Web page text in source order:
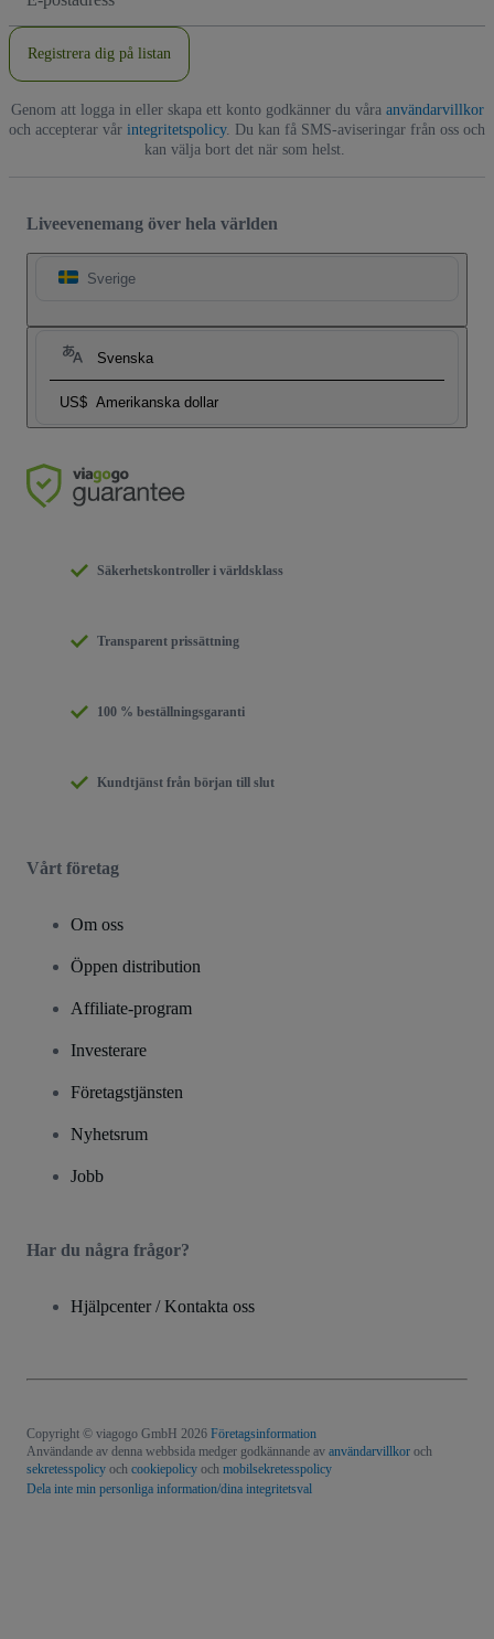
postadress
Registrera dig på listan
Genom att logga in eller skapa ett konto godkänner du våra användarvillkor
och accepterar vår integritetspolicy. Du kan få SMS-aviseringar från oss och
kan välja bort det när som helst.
Liveevenemang över hela världen
Sverige
Svenska
US$ Amerikanska dollar
Säkerhetskontroller i världsklass
Transparent prissättning
100 % beställningsgaranti
Kundtjänst från början till slut
Vårt företag
Om oss
Öppen distribution
Affiliate-program
Investerare
Företagstjänsten
Nyhetsrum
Jobb
Har du några frågor?
Hjälpcenter / Kontakta oss
Copyright © viagogo GmbH 2026 Företagsinformation
Användande av denna webbsida medger godkännande av användarvillkor och
sekretesspolicy och cookiepolicy och mobilsekretesspolicy
Dela inte min personliga information/dina integritetsval